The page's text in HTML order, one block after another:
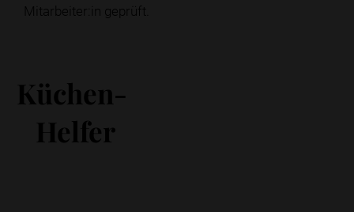
Mitarbeiter:in geprüft.
Küchen-
Helfer